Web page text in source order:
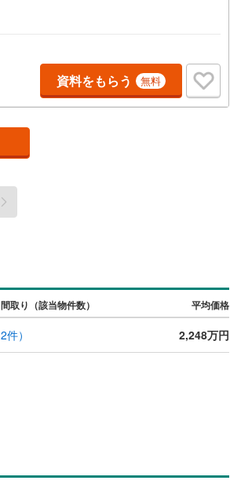
資料をもらう 無料
間取り（該当物件数） 平均価格
2件） 2,248万円